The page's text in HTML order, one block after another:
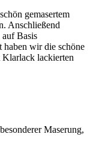
gemasertem
Anschließend
Basis
haben wir die schöne
Klarlack lackierten
Maserung,